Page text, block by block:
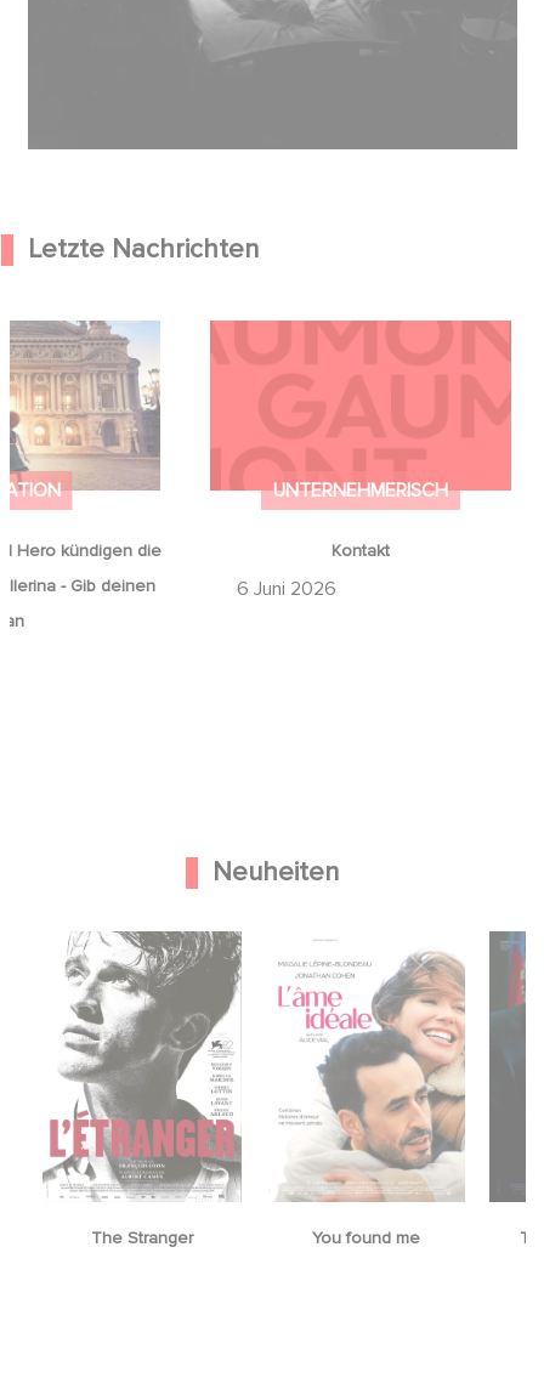
Letzte Nachrichten
Hero kündigen die
- Gib deinen
an
Hero kündigen
Ballerina - Gib
auf an
UNTERNEHMERISCH
Kontakt
6 Juni 2026
Neuheiten
The Stranger You found me